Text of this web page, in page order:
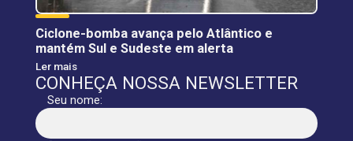
Ciclone-bomba avança pelo Atlântico e
mantém Sul e Sudeste em alerta
Ler mais
CONHEÇA NOSSA NEWSLETTER
Seu nome: